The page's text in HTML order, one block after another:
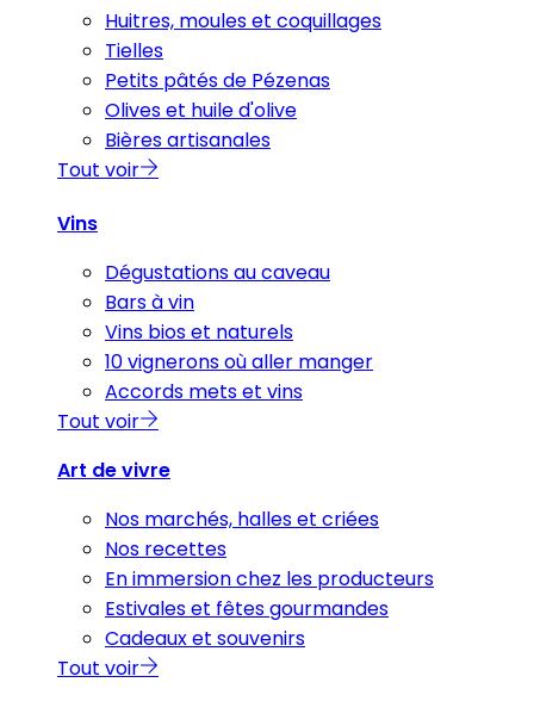
Huitres, moules et coquillages
Tielles
Petits pâtés de Pézenas
Olives et huile d'olive
Bières artisanales
Tout voir
Vins
Dégustations au caveau
Bars à vin
Vins bios et naturels
10 vignerons où aller manger
Accords mets et vins
Tout voir
Art de vivre
Nos marchés, halles et criées
Nos recettes
En immersion chez les producteurs
Estivales et fêtes gourmandes
Cadeaux et souvenirs
Tout voir